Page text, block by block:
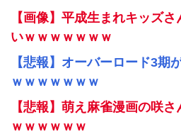
【画像】平成生まれキッズ
いｗｗｗｗｗｗｗ
【悲報】オーバーロード3期
ｗｗｗｗｗｗｗ
【悲報】萌え麻雀漫画の咲
ｗｗｗｗｗｗ